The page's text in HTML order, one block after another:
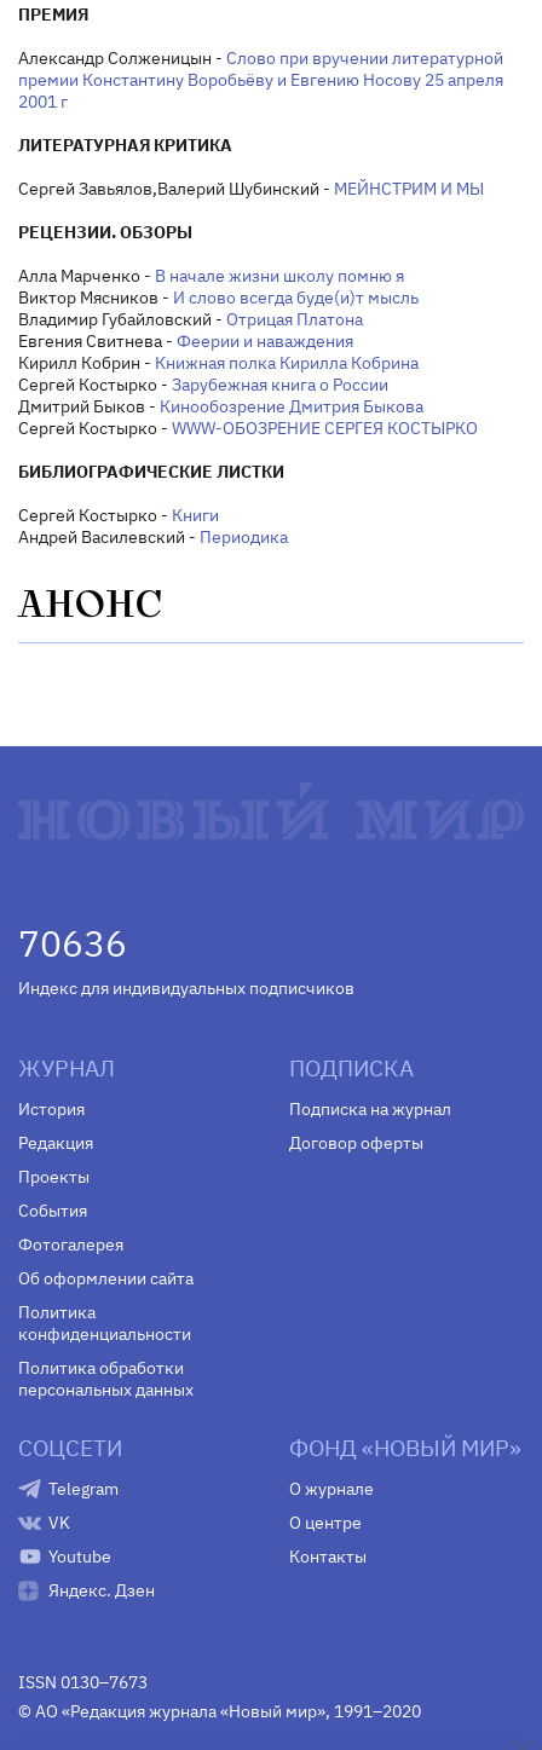
ПРЕМИЯ
Александр Солженицын - Слово при вручении литературной
премии Константину Воробьёву и Евгению Носову 25 апреля
2001 г
ЛИТЕРАТУРНАЯ КРИТИКА
Сергей Завьялов,Валерий Шубинский - МЕЙНСТРИМ И МЫ
РЕЦЕНЗИИ. ОБЗОРЫ
Алла Марченко - В начале жизни школу помню я
Виктор Мясников - И слово всегда буде(и)т мысль
Владимир Губайловский - Отрицая Платона
Евгения Свитнева - Феерии и наваждения
Кирилл Кобрин - Книжная полка Кирилла Кобрина
Сергей Костырко - Зарубежная книга о России
Дмитрий Быков - Кинообозрение Дмитрия Быкова
Сергей Костырко - WWW-ОБОЗРЕНИЕ СЕРГЕЯ КОСТЫРКО
БИБЛИОГРАФИЧЕСКИЕ ЛИСТКИ
Сергей Костырко - Книги
Андрей Василевский - Периодика
АНОНС
70636
Индекс для индивидуальных подписчиков
ЖУРНАЛ
История
Редакция
Проекты
События
Фотогалерея
Об оформлении сайта
Политика
конфиденциальности
Политика обработки
персональных данных
ПОДПИСКА
Подписка на журнал
Договор оферты
СОЦСЕТИ
Telegram
VK
Youtube
Яндекс. Дзен
ФОНД «НОВЫЙ МИР»
О журнале
О центре
Контакты
ISSN 0130–7673
© АО «Редакция журнала «Новый мир», 1991–2020